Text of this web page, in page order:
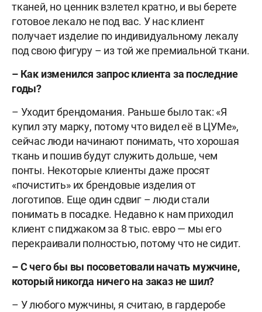
тканей, но ценник взлетел кратно, и вы берете
готовое лекало не под вас. У нас клиент
получает изделие по индивидуальному лекалу
под свою фигуру – из той же премиальной ткани.
– Как изменился запрос клиента за последние
годы?
– Уходит брендомания. Раньше было так: «Я
купил эту марку, потому что видел её в ЦУМе»,
сейчас люди начинают понимать, что хорошая
ткань и пошив будут служить дольше, чем
понты. Некоторые клиенты даже просят
«почистить» их брендовые изделия от
логотипов. Еще один сдвиг – люди стали
понимать в посадке. Недавно к нам приходил
клиент с пиджаком за 8 тыс. евро — мы его
перекраивали полностью, потому что не сидит.
– С чего бы вы посоветовали начать мужчине,
который никогда ничего на заказ не шил?
– У любого мужчины, я считаю, в гардеробе